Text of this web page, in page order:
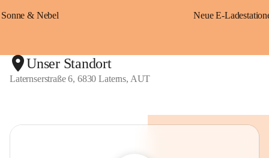
Sonne & Nebel
Unser Standort
Laternserstraße 6, 6830 Laterns, AUT